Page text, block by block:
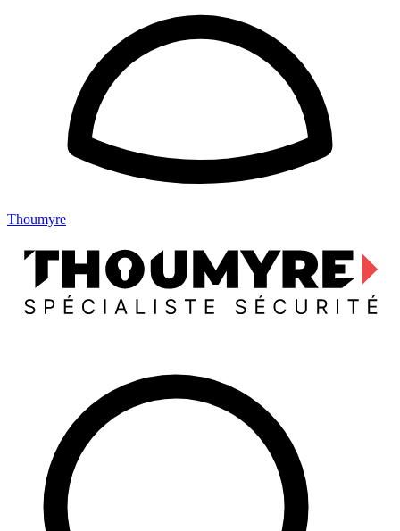
Thoumyre